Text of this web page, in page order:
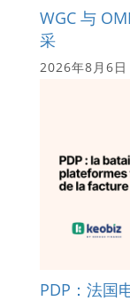
WGC 与
采
2026年8月6日
PDP：法国